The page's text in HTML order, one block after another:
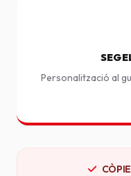
Personalització al